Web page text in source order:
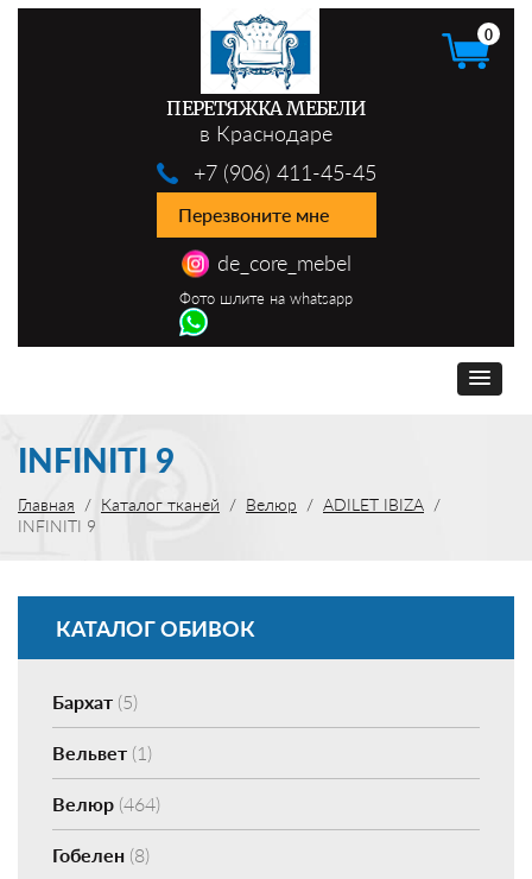
ПЕРЕТЯЖКА МЕБЕЛИ
в Краснодаре
de_core_mebel
Фото шлите на whatsapp
+7 (906) 411-45-45
Перезвоните мне
0
INFINITI 9
Главная Каталог тканей Велюр
ADILET IBIZA
INFINITI 9
КАТАЛОГ ОБИВОК
Бархат (5)
Вельвет (1)
Велюр (464)
Гобелен (8)